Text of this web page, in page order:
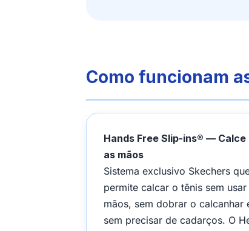
Como funcionam
Hands Free Slip-ins® — Calce
as mãos
Sistema exclusivo Skechers
permite calcar o tênis sem usar
mãos, sem dobrar o calcanhar
sem precisar de cadarços. O